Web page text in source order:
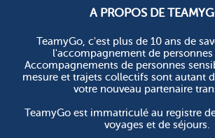
A PROPOS DE
TeamyGo, c'est plus de 10 ans de
l'accompagnement de personnes
Accompagnements de personnes
mesure et trajets collectifs sont autant
votre nouveau partenaire
TeamyGo est immatriculé au registre
voyages et de séjours.